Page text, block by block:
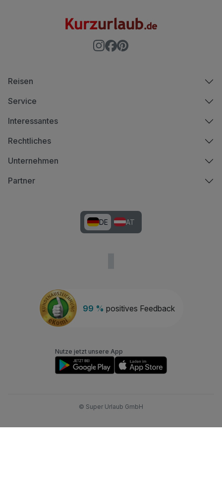
99 % positives Feedback
Reisen
Service
Interessantes
Rechtliches
Unternehmen
Partner
DE AT
Nutze jetzt unsere App
© Super Urlaub GmbH